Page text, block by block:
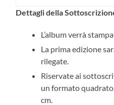
Dettagli della
L’album verrà
La prima edizione
rilegate.
Riservate ai
un formato
cm.